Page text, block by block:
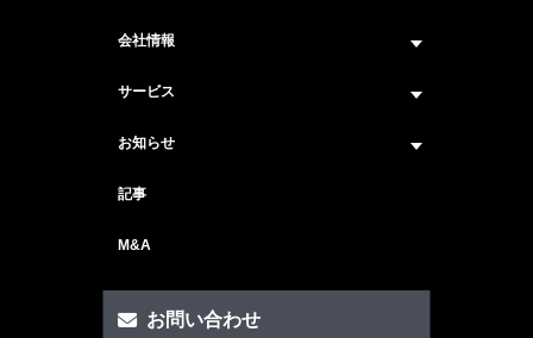
会社情報
企業情報トップ
サービス
サービス紹介 トップ
セキュリティ顧問サービス
お知らせ
ニュース トップ
記事
M&A
お問い合わせ